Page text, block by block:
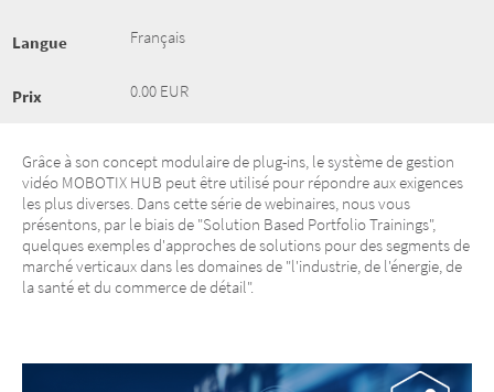
Langue Français
Prix 0.00 EUR
Grâce à son concept modulaire de plug-ins, le système de gestion
vidéo MOBOTIX HUB peut être utilisé pour répondre aux exigences
les plus diverses. Dans cette série de webinaires, nous vous
présentons, par le biais de "Solution Based Portfolio Trainings",
quelques exemples d'approches de solutions pour des segments de
marché verticaux dans les domaines de "l'industrie, de l'énergie, de
la santé et du commerce de détail".